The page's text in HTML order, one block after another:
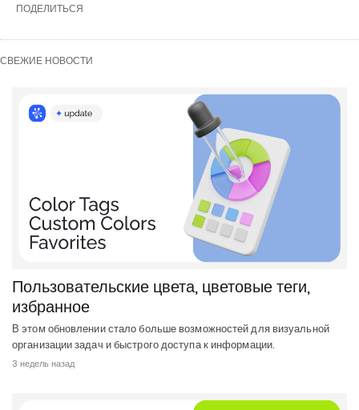
ПОДЕЛИТЬСЯ
СВЕЖИЕ НОВОСТИ
Пользовательские цвета, цветовые теги,
избранное
В этом обновлении стало больше возможностей для визуальной
организации задач и быстрого доступа к информации.
3 недель назад